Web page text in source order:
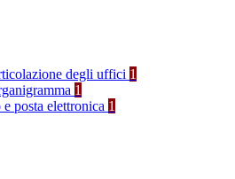
degli uffici 1
1
posta elettronica 1